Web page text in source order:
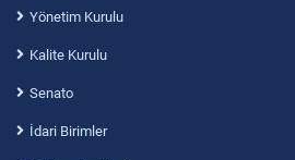
Yönetim Kurulu
Kalite Kurulu
Senato
İdari Birimler